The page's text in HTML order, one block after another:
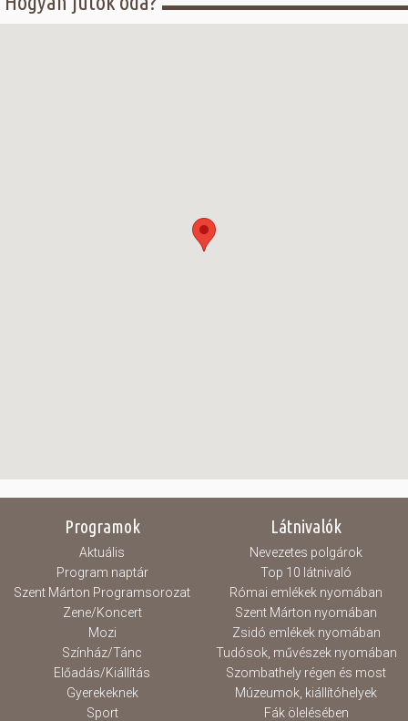
Programok
Aktuális
Program naptár
Szent Márton Programsorozat
Zene/Koncert
Mozi
Színház/Tánc
Előadás/Kiállítás
Gyerekeknek
Sport
Látnivalók
Nevezetes polgárok
Top 10 látnivaló
Római emlékek nyomában
Szent Márton nyomában
Zsidó emlékek nyomában
Tudósok, művészek nyomában
Szombathely régen és most
Múzeumok, kiállítóhelyek
Fák ölelésében